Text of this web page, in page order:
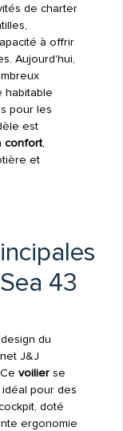
de charter
à offrir
Aujourd'hui,
habitable
pour les
est
confort,
et
43
du
J&J
voilierse
pour des
doté
ergonomie